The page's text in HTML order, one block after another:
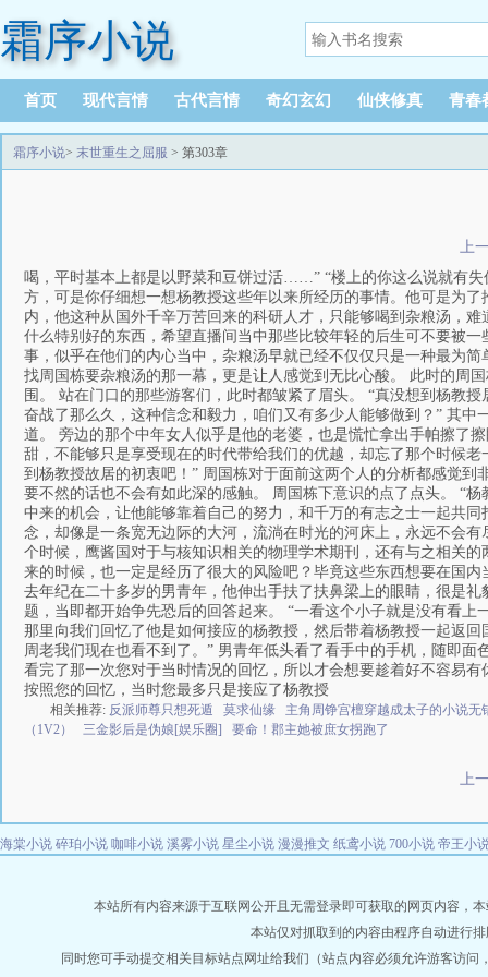
霜序小说
首页 现代言情 古代言情 奇幻玄幻 仙侠修真 青春
霜序小说> 末世重生之屈服 > 第303章
上
喝，平时基本上都是以野菜和豆饼过活……” “楼上的你这么说就有
方，可是你仔细想一想杨教授这些年以来所经历的事情。他可是为
内，他这种从国外千辛万苦回来的科研人才，只能够喝到杂粮汤，
什么特别好的东西，希望直播间当中那些比较年轻的后生可不要被
事，似乎在他们的内心当中，杂粮汤早就已经不仅仅只是一种最为
找周国栋要杂粮汤的那一幕，更是让人感觉到无比心酸。 此时的周
围。 站在门口的那些游客们，此时都皱紧了眉头。 “真没想到杨教
奋战了那么久，这种信念和毅力，咱们又有多少人能够做到？” 其
道。 旁边的那个中年女人似乎是他的老婆，也是慌忙拿出手帕擦了
甜，不能够只是享受现在的时代带给我们的优越，却忘了那个时候
到杨教授故居的初衷吧！” 周国栋对于面前这两个人的分析都感觉
要不然的话也不会有如此深的感触。 周国栋下意识的点了点头。 “
中来的机会，让他能够靠着自己的努力，和千万的有志之士一起共
念，却像是一条宽无边际的大河，流淌在时光的河床上，永远不会
个时候，鹰酱国对于与核知识相关的物理学术期刊，还有与之相关
来的时候，也一定是经历了很大的风险吧？毕竟这些东西想要在国
去年纪在二十多岁的男青年，他伸出手扶了扶鼻梁上的眼睛，很是
题，当即都开始争先恐后的回答起来。 “一看这个小子就是没有看
那里向我们回忆了他是如何接应的杨教授，然后带着杨教授一起返
周老我们现在也看不到了。” 男青年低头看了看手中的手机，随即
看完了那一次您对于当时情况的回忆，所以才会想要趁着好不容易
按照您的回忆，当时您最多只是接应了杨教授
相关推荐: 反派师尊只想死遁 莫求仙缘
主角周铮宫檀穿越成太子的小说无
（1V2）
三金影后是伪娘[娱乐圈] 要命！郡主她被庶女拐跑了
上
海棠小说 碎珀小说 咖啡小说 溪雾小说 星尘小说 漫漫推文 纸鸢小说 700小说 帝王小
本站所有内容来源于互联网公开且无需登录即可获取的网页内容，
本站仅对抓取到的内容由程序自动进行
同时您可手动提交相关目标站点网址给我们（站点内容必须允许游客访